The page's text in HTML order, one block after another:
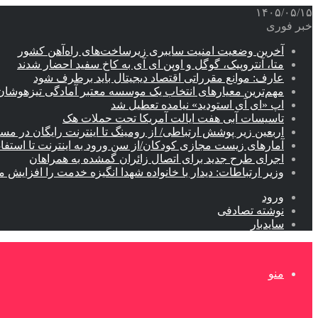
۱۴۰۵/۰۵/۱۵
خبر فوری
آخرین وضعیت امنیت سایبری زیرساخت‌های راه‌آهن کشور
متا، آنتروپیک، گوگل و اوپن ای آی به کاخ سفید احضار شدند
عارف: موانع مقرراتی اقتصاد دیجیتال باید برطرف شود
مهم‌ترین معیارهای انتخاب یک موسسه معتبر آمادگی
اپ «ای آی استودید» نیامده تعطیل شد
تاسیسات آبی هفت ایالت آمریکا تحت حملات هک
اربعین زیر پوشش ارتباطی/ از رومینگ تا اینترنت رایگان در
آمارهای زیست مجازی کودکان/از سن ورود به اینترنت تا
اجرای طرح جدید برای اتصال زائران گمشده به همراهان
وزیر ارتباطات: دیدار با خانواده شهدا انگیزه خدمت را افزایش
ورود
نوشته تصادفی
سایدبار
منو